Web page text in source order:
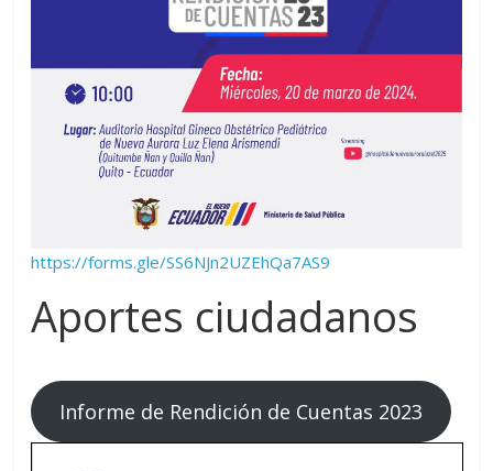
https://forms.gle/SS6NJn2UZEhQa7AS9
Aportes ciudadanos
Informe de Rendición de Cuentas 2023